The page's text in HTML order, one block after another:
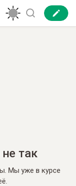
так
Мы уже в курсе